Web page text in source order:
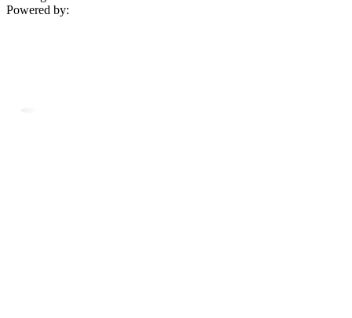
Powered by: